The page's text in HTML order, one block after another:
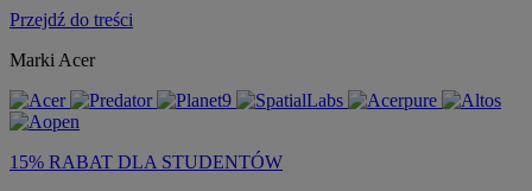
Przejdź do treści
Marki Acer
15% RABAT DLA STUDENTÓW